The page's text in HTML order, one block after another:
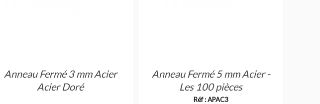
Anneau Fermé 3 mm Acier
Acier Doré
Anneau Fermé 5 mm Acier -
Les 100 pièces
Réf : APAC3